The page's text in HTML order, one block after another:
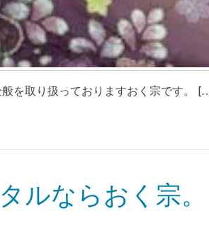
を取り扱っておりますおく宗です。
ルならおく宗